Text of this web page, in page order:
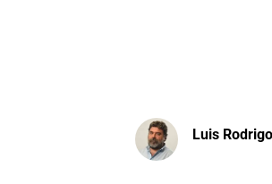
Luis Rodrigo